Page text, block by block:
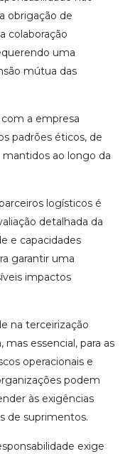
obrigação de
colaboração
uma
mútua das
a empresa
padrões éticos, de
ao longo da
logísticos é
detalhada da
e capacidades
garantir uma
impactos
na terceirização
essencial, para as
operacionais e
podem
às exigências
de suprimentos.
exige